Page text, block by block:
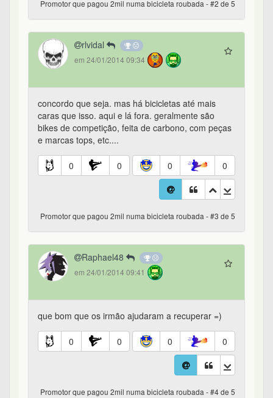
Promotor que pagou 2mil numa bicicleta roubada - #2 de 5
rlvidal
em 24/01/2014 09:34
concordo que seja. mas há bicicletas até mais
caras que isso. aqui e lá fora. geralmente são
bikes de competição, feita de carbono, com peças
e marcas tops, etc....
0 0 0 0
Promotor que pagou 2mil numa bicicleta roubada - #3 de 5
Raphael48
em 24/01/2014 09:41
que bom que os irmão ajudaram a recuperar =)
0 0 0 0
Promotor que pagou 2mil numa bicicleta roubada - #4 de 5